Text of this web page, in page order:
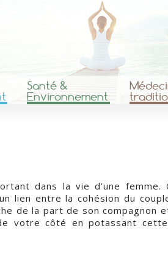
Santé &
Environnement
dans la vie d’une femme.
lien entre la cohésion du
de la part de son compagnon
votre côté en potassant